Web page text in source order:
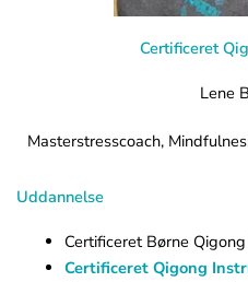
Certificeret
Lene
Masterstresscoach,
Uddannelse
Certificeret Børne
Certificeret Qigong